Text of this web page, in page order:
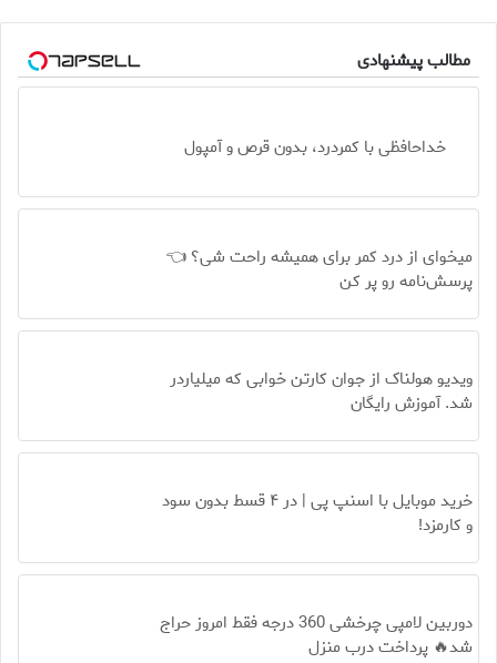
مطالب پیشنهادی
خداحافظی با کمردرد، بدون قرص و آمپول
میخوای از درد کمر برای همیشه راحت شی؟ 👈
پرسش‌نامه رو پر کن
ویدیو هولناک از جوان کارتن خوابی که میلیاردر
شد. آموزش رایگان
خرید موبایل با اسنپ پی | در ۴ قسط بدون سود
و کارمزد!
دوربین لامپی چرخشی 360 درجه فقط امروز حراج
شد🔥 پرداخت درب منزل